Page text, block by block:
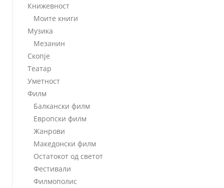
Книжевност
Моите книги
Музика
Мезанин
Скопје
Театар
Уметност
Филм
Балкански филм
Европски филм
Жанрови
Македонски филм
Остатокот од светот
Фестивали
Филмополис